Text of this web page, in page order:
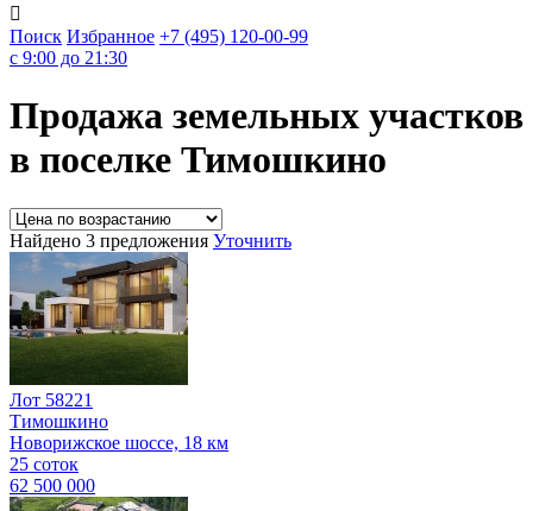

Поиск Избранное +7 (495) 120-00-99
c 9:00 до 21:30
Продажа земельных участков
в поселке Тимошкино
Найдено 3 предложения Уточнить
Лот 58221
Тимошкино
Новорижское шоссе, 18 км
25 соток
62 500 000